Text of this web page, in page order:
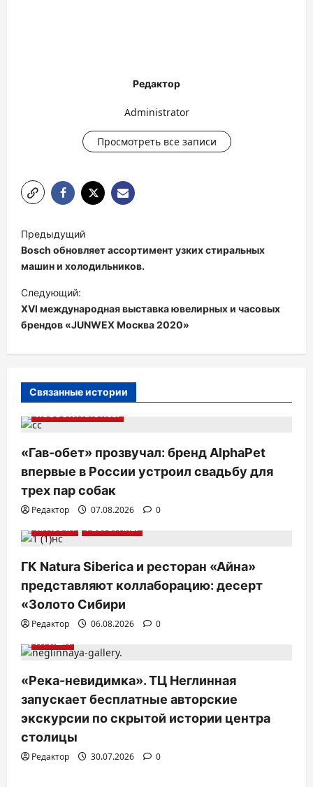
Редактор
Administrator
Просмотреть все записи
а
в
и
г
а
ц
я
п
а
п
и
я
м
Предыдущий
Bosch обновляет ассортимент узких стиральных
машин и холодильников.
Следующий:
XVI международная выставка ювелирных и часовых
брендов «JUNWEX Москва 2020»
Связанные истории
НОВОСТИ АНОНСЫ
«Гав-обет» прозвучал: бренд AlphaPet
впервые в России устроил свадьбу для
трех пар собак
Редактор 07.08.2026
0
КРАСОТА
РЕСТОРАНЫ
ГК Natura Siberica и ресторан «Айна»
представляют коллаборацию: десерт
«Золото Сибири
Редактор 06.08.2026
0
АФИША
«Река-невидимка». ТЦ Неглинная
запускает бесплатные авторские
экскурсии по скрытой истории центра
столицы
Редактор 30.07.2026 0